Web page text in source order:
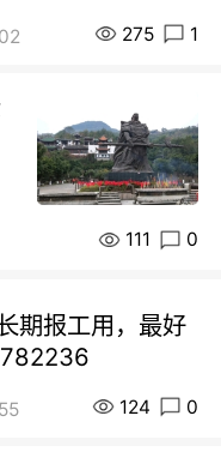
275 1
111 0
期报工用，最好
124 0